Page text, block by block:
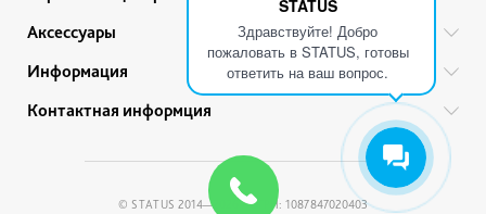
STATUS
Здравствуйте! Добро
пожаловать в STATUS, готовы
ответить на ваш вопрос.
Женские часы
Детские часы
Гарантийный ремонт
Прайс
Советы по уходу
Аксессуары
Ручки
Ремешки для часов
Информация
Привилегии
Рассрочка
Контактная информция
+7 (812) 200-46-37
Адреса магазинов© STATUS 2014—2026 / ОГРН: 1087847020403